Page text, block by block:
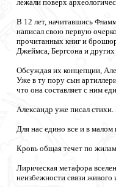
лежали поверх
В 12 лет, начитавшись
написал свою первую
прочитанных книг и
Джеймса, Бергсона и
Обсуждая их концепции,
Уже в ту пору сын
что она составляет с ним
Александр уже писал
Для нас едино все и в
Кровь общая течет по
Лирическая метафора
неизбежности связи живого